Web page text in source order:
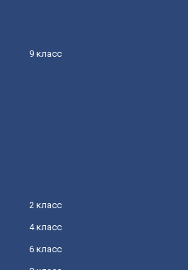
9 класс
2 класс
4 класс
6 класс